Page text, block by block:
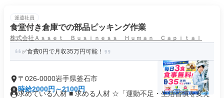
派遣社員
食堂付き倉庫での部品ピッキング作業
株式会社Ａｓｓｅｔ Ｂｕｓｉｎｅｓｓ Ｈｕｍａｎ Ｃａｐｉｔａｌ
✅食費0円で月収35万円可能！
〒026-0000岩手県釜石市
時給2000円～2100円
求めている人材 ■ 求める人材 ☆「運動不足・生活習慣を変え